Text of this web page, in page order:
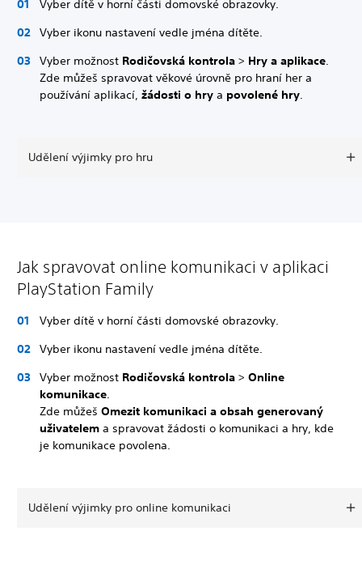
Vyber dítě v horní části domovské obrazovky.
Vyber ikonu nastavení vedle jména dítěte.
Vyber možnost Rodičovská kontrola > Hry a aplikace.
Zde můžeš spravovat věkové úrovně pro hraní her a
používání aplikací, žádosti o hry a povolené hry.
Udělení výjimky pro hru
Jak spravovat online komunikaci v aplikaci
PlayStation Family
Vyber dítě v horní části domovské obrazovky.
Vyber ikonu nastavení vedle jména dítěte.
Vyber možnost Rodičovská kontrola > Online
komunikace.
Zde můžeš Omezit komunikaci a obsah generovaný
uživatelem a spravovat žádosti o komunikaci a hry, kde
je komunikace povolena.
Udělení výjimky pro online komunikaci